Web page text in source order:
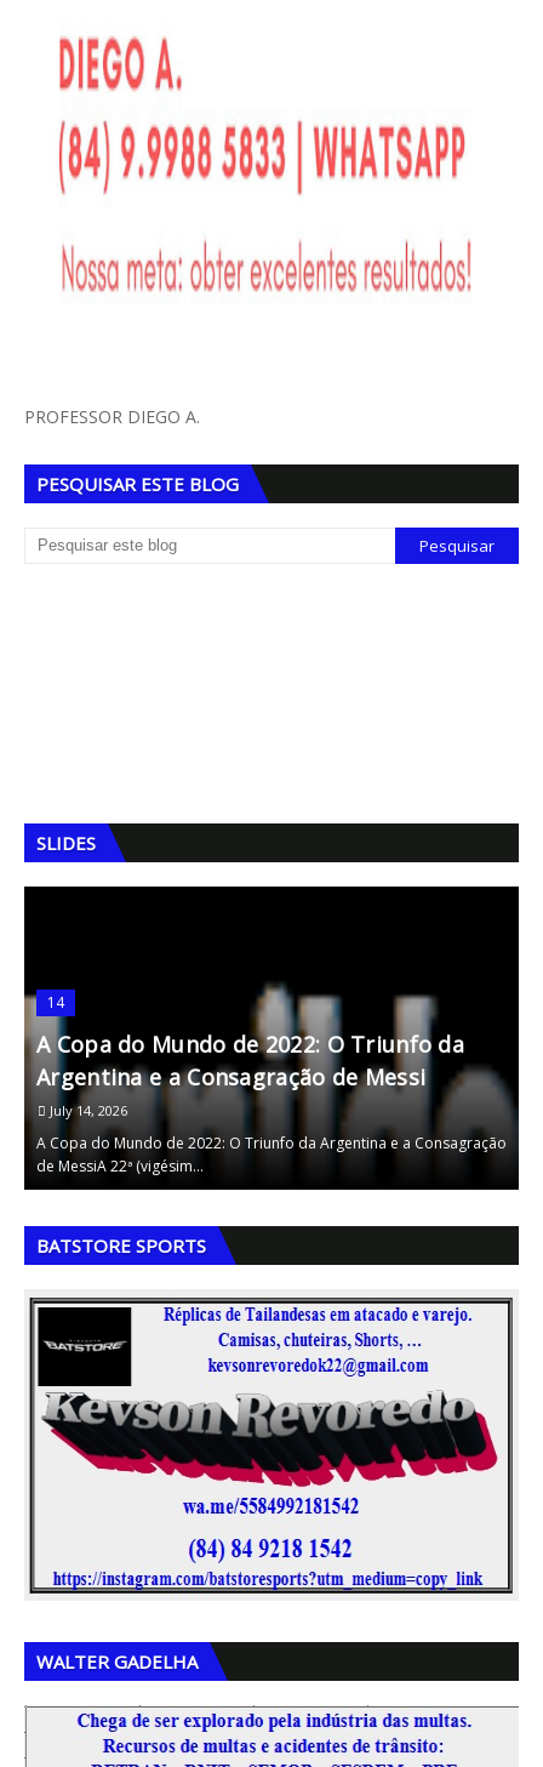
PROFESSOR DIEGO A.
PESQUISAR ESTE BLOG
SLIDES
14
A Copa do Mundo de 2022: O Triunfo da
Argentina e a Consagração de Messi
July 14, 2026
A Copa do Mundo de 2022: O Triunfo da Argentina e a Consagração
de MessiA 22ª (vigésim…
BATSTORE SPORTS
WALTER GADELHA